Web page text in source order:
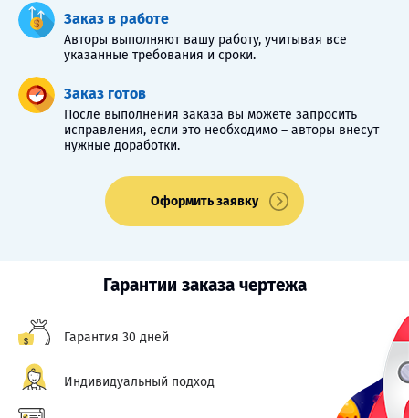
Заказ в работе
Авторы выполняют вашу работу, учитывая все
указанные требования и сроки.
Заказ готов
После выполнения заказа вы можете запросить
исправления, если это необходимо – авторы внесут
нужные доработки.
Оформить заявку
Гарантии заказа чертежа
Гарантия 30 дней
Индивидуальный подход